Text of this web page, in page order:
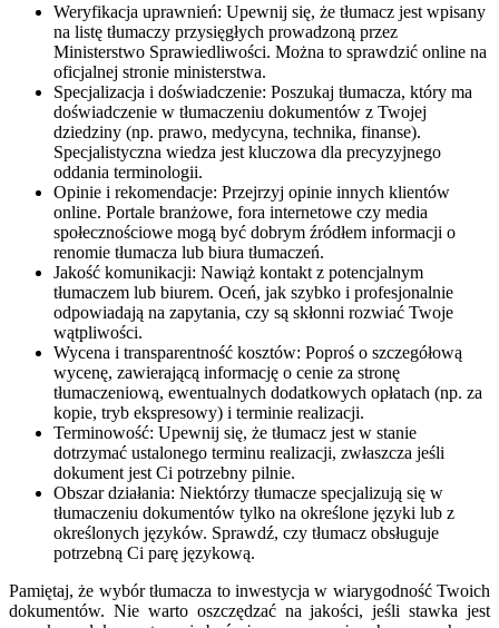
Weryfikacja uprawnień: Upewnij się, że tłumacz jest wpisany
na listę tłumaczy przysięgłych prowadzoną przez
Ministerstwo Sprawiedliwości. Można to sprawdzić online na
oficjalnej stronie ministerstwa.
Specjalizacja i doświadczenie: Poszukaj tłumacza, który ma
doświadczenie w tłumaczeniu dokumentów z Twojej
dziedziny (np. prawo, medycyna, technika, finanse).
Specjalistyczna wiedza jest kluczowa dla precyzyjnego
oddania terminologii.
Opinie i rekomendacje: Przejrzyj opinie innych klientów
online. Portale branżowe, fora internetowe czy media
społecznościowe mogą być dobrym źródłem informacji o
renomie tłumacza lub biura tłumaczeń.
Jakość komunikacji: Nawiąż kontakt z potencjalnym
tłumaczem lub biurem. Oceń, jak szybko i profesjonalnie
odpowiadają na zapytania, czy są skłonni rozwiać Twoje
wątpliwości.
Wycena i transparentność kosztów: Poproś o szczegółową
wycenę, zawierającą informację o cenie za stronę
tłumaczeniową, ewentualnych dodatkowych opłatach (np. za
kopie, tryb ekspresowy) i terminie realizacji.
Terminowość: Upewnij się, że tłumacz jest w stanie
dotrzymać ustalonego terminu realizacji, zwłaszcza jeśli
dokument jest Ci potrzebny pilnie.
Obszar działania: Niektórzy tłumacze specjalizują się w
tłumaczeniu dokumentów tylko na określone języki lub z
określonych języków. Sprawdź, czy tłumacz obsługuje
potrzebną Ci parę językową.
Pamiętaj, że wybór tłumacza to inwestycja w wiarygodność Twoich
dokumentów. Nie warto oszczędzać na jakości, jeśli stawka jest